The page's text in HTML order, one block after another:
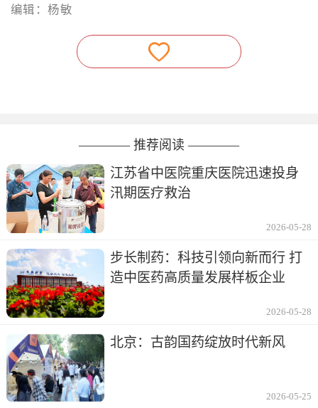
编辑：杨敏
———— 推荐阅读 ————
江苏省中医院重庆医院迅速投身
汛期医疗救治
2026-05-28
步长制药：科技引领向新而行 打
造中医药高质量发展样板企业
2026-05-28
北京：古韵国药绽放时代新风
2026-05-25